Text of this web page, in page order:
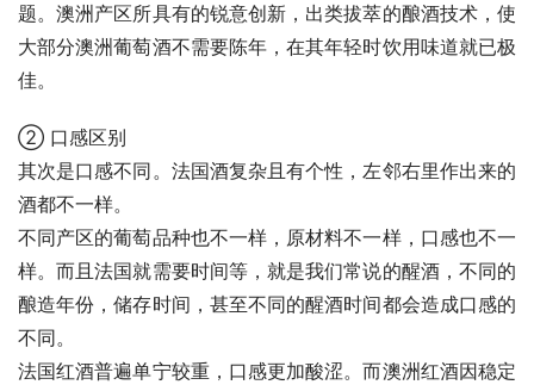
题。澳洲产区所具有的锐意创新，出类拔萃的酿酒技术，使
大部分澳洲葡萄酒不需要陈年，在其年轻时饮用味道就已极
佳。
② 口感区别
其次是口感不同。法国酒复杂且有个性，左邻右里作出来的
酒都不一样。
不同产区的葡萄品种也不一样，原材料不一样，口感也不一
样。而且法国就需要时间等，就是我们常说的醒酒，不同的
酿造年份，储存时间，甚至不同的醒酒时间都会造成口感的
不同。
法国红酒普遍单宁较重，口感更加酸涩。而澳洲红酒因稳定